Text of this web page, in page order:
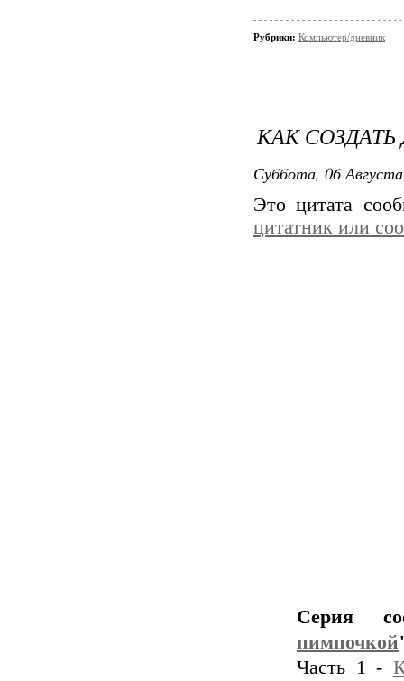
Рубрики: Компьютер/дневник
КАК
Суббота, 06
Это цитата
цитатник или
Серия
пимпочкой
Часть 1 -